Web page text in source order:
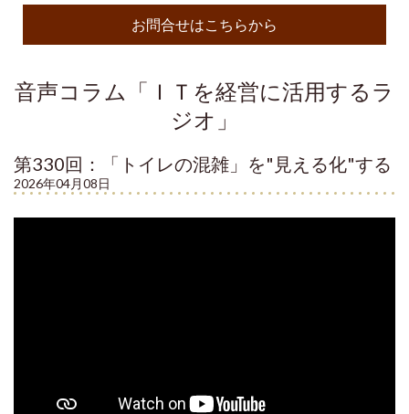
お問合せはこちらから
音声コラム「ＩＴを経営に活用するラ
ジオ」
第330回：「トイレの混雑」を"見える化"する
2026年04月08日